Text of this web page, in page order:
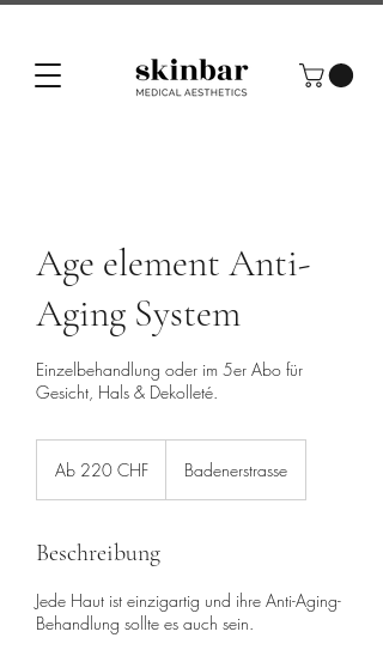
Age element Anti-
Aging System
Einzelbehandlung oder im 5er Abo für
Gesicht, Hals & Dekolleté.
Schweizer
Ab 220 CHF Badenerstrasse
Beschreibung
Jede Haut ist einzigartig und ihre Anti-Aging-
Behandlung sollte es auch sein.